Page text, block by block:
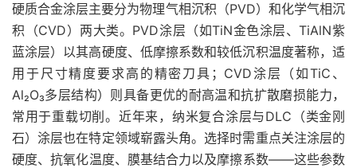
硬质合金涂层主要分为物理气相沉积（PVD）和化学气相沉
积（CVD）两大类。PVD涂层（如TiN金色涂层、TiAlN紫
蓝涂层）以其高硬度、低摩擦系数和较低沉积温度著称，适
用于尺寸精度要求高的精密刀具；CVD涂层（如TiC、
Al₂O₃多层结构）则具备更优的耐高温和抗扩散磨损能力，
常用于重载切削。近年来，纳米复合涂层与DLC（类金刚
石）涂层也在特定领域崭露头角。选择时需重点关注涂层的
硬度、抗氧化温度、膜基结合力以及摩擦系数——这些参数